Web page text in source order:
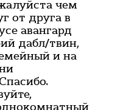
чем
от друга в
авангард
дабл/твин,
и на